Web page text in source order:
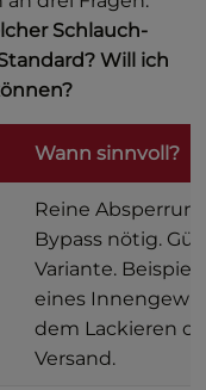
Schlauch-
Will ich
Wann sinnvoll?
Reine
Bypass nötig.
Variante.
eines
dem Lackieren
Versand.